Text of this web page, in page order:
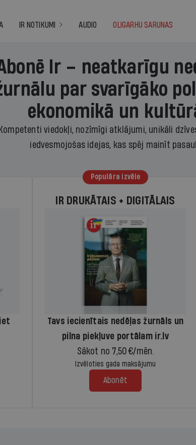
IR NOTIKUMI AUDIO OLIGARHU SARUNAS
Ir – neatkarīgu
par svarīgāko
ekonomikā un
Kompetenti viedokļi, nozīmīgi atklājumi, unikāli
iedvesmojošas idejas, kas spēj mainīt
Populāra izvēle
IR DRUKĀTAIS + DIGITĀLAIS
Tavs iecienītais nedēļas žurnāls un
pilna piekļuve portālam ir.lv
Sākot no 7,50 €/mēn.
Izvēloties gada maksājumu
Abonēt